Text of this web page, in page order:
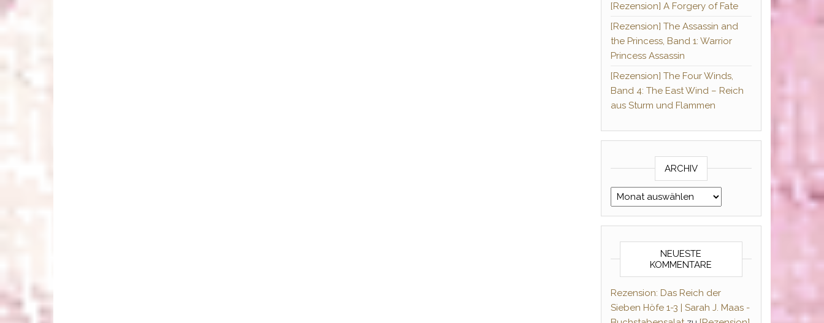
[Rezension] A Forgery of Fate
[Rezension] The Assassin and
the Princess, Band 1: Warrior
Princess Assassin
[Rezension] The Four Winds,
Band 4: The East Wind – Reich
aus Sturm und Flammen
ARCHIV
Archiv
NEUESTE
KOMMENTARE
Rezension: Das Reich der
Sieben Höfe 1-3 | Sarah J. Maas -